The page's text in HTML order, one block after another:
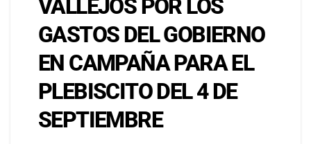
VALLEJOS POR LOS
GASTOS DEL GOBIERNO
EN CAMPAÑA PARA EL
PLEBISCITO DEL 4 DE
SEPTIEMBRE